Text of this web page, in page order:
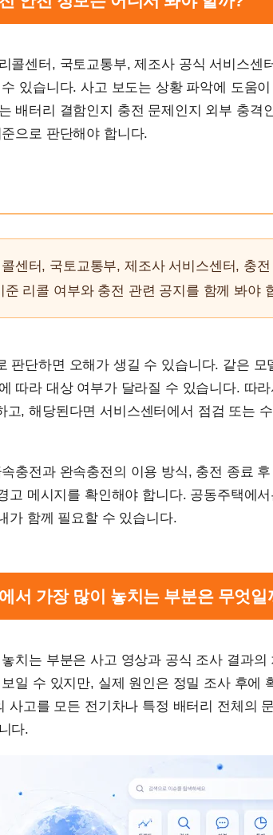
콜센터, 국토교통부, 제조사 공식 서비스센
있습니다. 사고 보도는 상황 파악에 도움
배터리 결함인지 충전 문제인지 외부 충격
으로 판단해야 합니다.
센터, 국토교통부, 제조사 서비스센터, 충
준 리콜 여부와 충전 관련 공지를 함께 봐야
판단하면 오해가 생길 수 있습니다. 같은 모
따라 대상 여부가 달라질 수 있습니다. 따
고, 해당된다면 서비스센터에서 점검 또는
충전과 완속충전의 이용 방식, 충전 종료
고 메시지를 확인해야 합니다. 공동주택에
가 함께 필요할 수 있습니다.
서 가장 많이 놓치는 부분은 무엇일
치는 부분은 사고 영상과 공식 조사 결과의
일 수 있지만, 실제 원인은 정밀 조사 후에
사고를 모든 전기차나 특정 배터리 전체의
다.